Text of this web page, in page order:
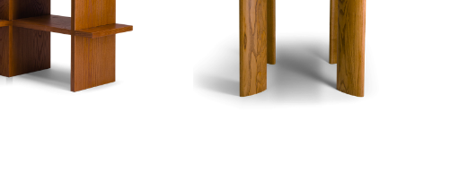
disponible Précommande disponible